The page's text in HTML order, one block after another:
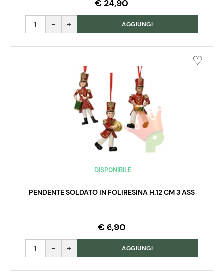
€ 24,90
Quantità AGGIUNGI
DISPONIBILE
PENDENTE SOLDATO IN POLIRESINA H.12 CM 3 ASS
€ 6,90
Quantità AGGIUNGI